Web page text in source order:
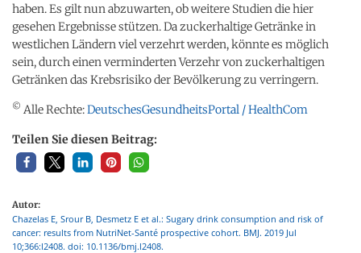
haben. Es gilt nun abzuwarten, ob weitere Studien die hier
gesehen Ergebnisse stützen. Da zuckerhaltige Getränke in
westlichen Ländern viel verzehrt werden, könnte es möglich
sein, durch einen verminderten Verzehr von zuckerhaltigen
Getränken das Krebsrisiko der Bevölkerung zu verringern.
© Alle Rechte:DeutschesGesundheitsPortal / HealthCom
Teilen Sie diesen Beitrag:
Autor:
Chazelas E, Srour B, Desmetz E et al.: Sugary drink consumption and risk of
cancer: results from NutriNet-Santé prospective cohort. BMJ. 2019 Jul
10;366:l2408. doi: 10.1136/bmj.l2408.